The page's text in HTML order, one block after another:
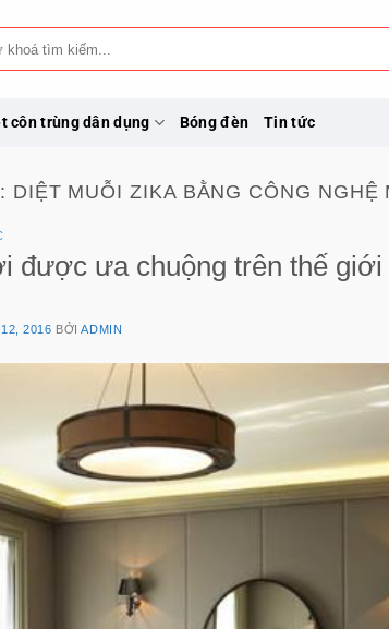
côn trùng dân dụng Bóng đèn Tin tức
DIỆT MUỖI ZIKA BẰNG CÔNG NGHỆ
được ưa chuộng trên thế giới
2016 BỞIADMIN